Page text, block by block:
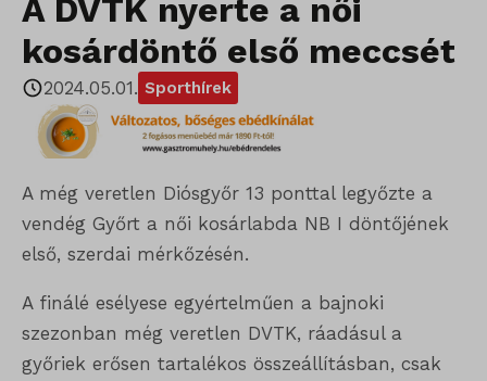
A DVTK nyerte a női
kosárdöntő első meccsét
2024.05.01. Sporthírek
A még veretlen Diósgyőr 13 ponttal legyőzte a
vendég Győrt a női kosárlabda NB I döntőjének
első, szerdai mérkőzésén.
A finálé esélyese egyértelműen a bajnoki
szezonban még veretlen DVTK, ráadásul a
győriek erősen tartalékos összeállításban, csak